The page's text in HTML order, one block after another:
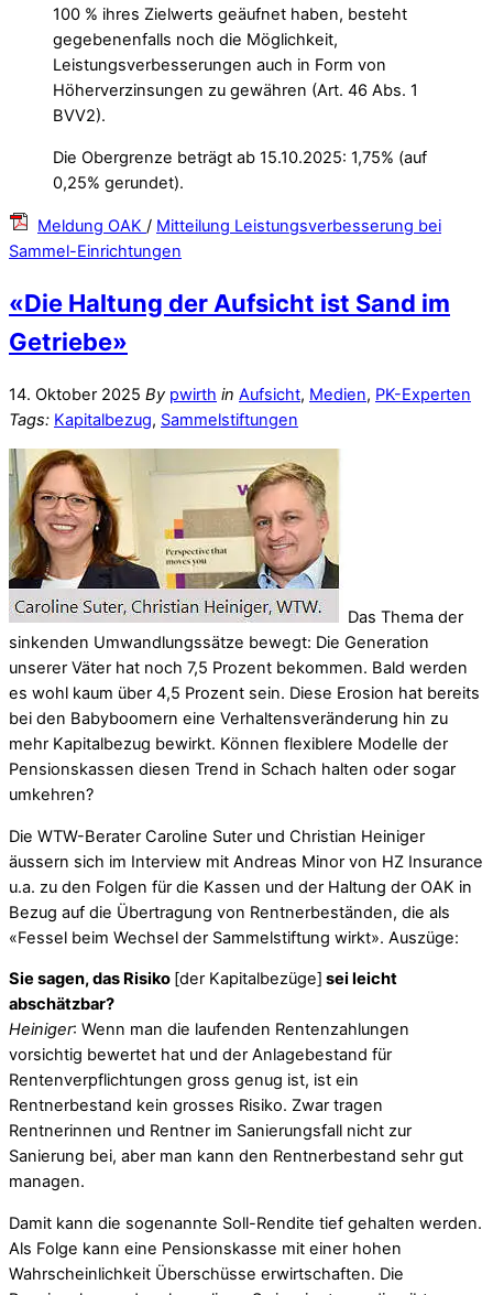
100 % ihres Zielwerts geäufnet haben, besteht
gegebenenfalls noch die Möglichkeit,
Leistungsverbesserungen auch in Form von
Höherverzinsungen zu gewähren (Art. 46 Abs. 1
BVV2).
Die Obergrenze beträgt ab 15.10.2025: 1,75% (auf
0,25% gerundet).
Meldung OAK / Mitteilung Leistungsverbesserung bei
Sammel-Einrichtungen
«Die Haltung der Aufsicht ist Sand im
Getriebe»
14. Oktober 2025 By pwirth in Aufsicht, Medien, PK-Experten
Tags: Kapitalbezug, Sammelstiftungen
Das Thema der
sinkenden Umwandlungssätze bewegt: Die Generation
unserer Väter hat noch 7,5 Prozent bekommen. Bald werden
es wohl kaum über 4,5 Prozent sein. Diese Erosion hat bereits
bei den Babyboomern eine Verhaltensveränderung hin zu
mehr Kapitalbezug bewirkt. Können flexiblere Modelle der
Pensionskassen diesen Trend in Schach halten oder sogar
umkehren?
Die WTW-Berater Caroline Suter und Christian Heiniger
äussern sich im Interview mit Andreas Minor von HZ Insurance
u.a. zu den Folgen für die Kassen und der Haltung der OAK in
Bezug auf die Übertragung von Rentnerbeständen, die als
«Fessel beim Wechsel der Sammelstiftung wirkt». Auszüge:
Sie sagen, das Risiko [der Kapitalbezüge] sei leicht
abschätzbar?
Heiniger: Wenn man die laufenden Rentenzahlungen
vorsichtig bewertet hat und der Anlagebestand für
Rentenverpflichtungen gross genug ist, ist ein
Rentnerbestand kein grosses Risiko. Zwar tragen
Rentnerinnen und Rentner im Sanierungsfall nicht zur
Sanierung bei, aber man kann den Rentnerbestand sehr gut
managen.
Damit kann die sogenannte Soll-Rendite tief gehalten werden.
Als Folge kann eine Pensionskasse mit einer hohen
Wahrscheinlichkeit Überschüsse erwirtschaften. Die